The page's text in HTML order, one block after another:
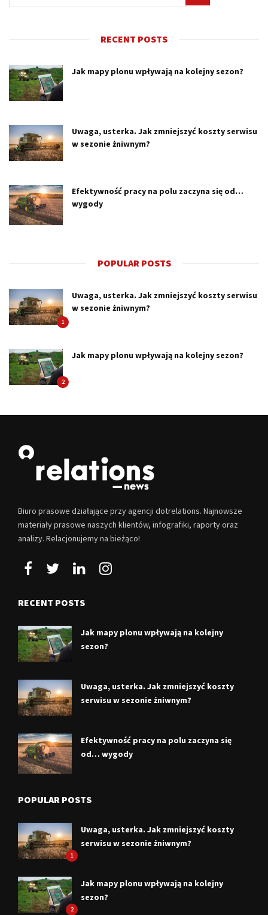
RECENT POSTS
Jak mapy plonu wpływają na kolejny sezon?
Uwaga, usterka. Jak zmniejszyć koszty serwisu
w sezonie żniwnym?
Efektywność pracy na polu zaczyna się od…
wygody
POPULAR POSTS
1
Uwaga, usterka. Jak zmniejszyć koszty serwisu
w sezonie żniwnym?
2
Jak mapy plonu wpływają na kolejny sezon?
Biuro prasowe działające przy agencji dotrelations. Najnowsze
materiały prasowe naszych klientów, infografiki, raporty oraz
analizy. Relacjonujemy na bieżąco!
RECENT POSTS
Jak mapy plonu wpływają na kolejny
sezon?
Uwaga, usterka. Jak zmniejszyć koszty
serwisu w sezonie żniwnym?
Efektywność pracy na polu zaczyna się
od… wygody
POPULAR POSTS
1
Uwaga, usterka. Jak zmniejszyć koszty
serwisu w sezonie żniwnym?
2
Jak mapy plonu wpływają na kolejny
sezon?